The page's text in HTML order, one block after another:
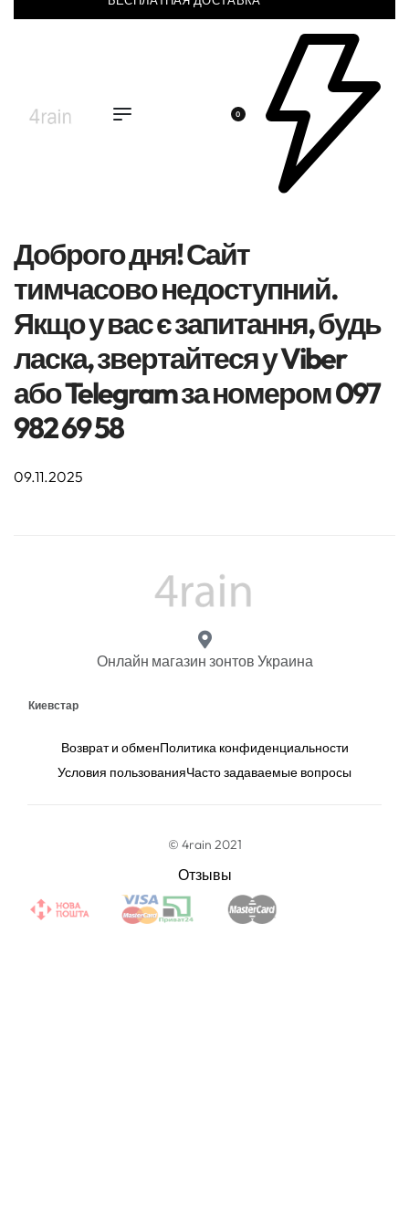
0
Доброго дня! Сайт
тимчасово недоступний.
Якщо у вас є запитання, будь
ласка, звертайтеся у Viber
або Telegram за номером 097
982 69 58
09.11.2025
Онлайн магазин зонтов Украина
Киевстар
Возврат и обменПолитика конфиденциальности
Условия пользованияЧасто задаваемые вопросы
© 4rain 2021
Отзывы